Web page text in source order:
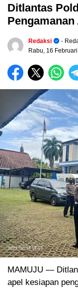
Ditlantas
Redaksi
-
Rabu, 16
MAMUJU —
apel kesiapan